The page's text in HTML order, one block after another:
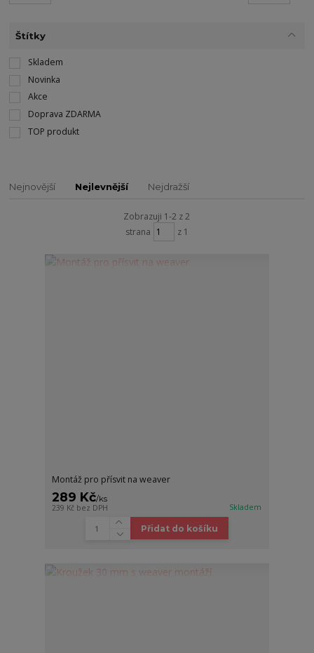
Štítky
Skladem
Novinka
Akce
Doprava ZDARMA
TOP produkt
Nejnovější Nejlevnější Nejdražší
Zobrazuji 1-2 z 2
strana
z 1
Montáž pro přísvit na weaver
289 Kč/ks
239 Kč bez DPH Skladem
Přidat do košíku